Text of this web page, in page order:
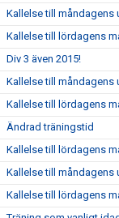
Kallelse till måndagens
Kallelse till lördagens
Div 3 även 2015!
Kallelse till
Kallelse till lördagens
Ändrad träningstid
Kallelse till lördagens
Kallelse till måndagens
Kallelse till lördagens